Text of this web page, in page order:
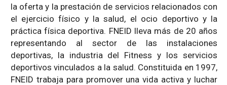
la oferta y la prestación de servicios relacionados con
el ejercicio físico y la salud, el ocio deportivo y la
práctica física deportiva. FNEID lleva más de 20 años
representando al sector de las instalaciones
deportivas, la industria del Fitness y los servicios
deportivos vinculados a la salud. Constituida en 1997,
FNEID trabaja para promover una vida activa y luchar